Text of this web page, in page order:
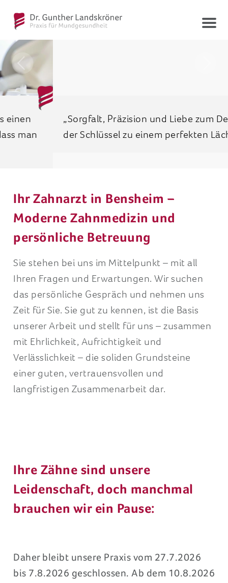
„Sorgfalt, Präzision und Liebe zum Detail sind
der Schlüssel zu einem perfekten Lächeln.“
Previous
Moderne Zahnmedizin und
persönliche Betreuung
Sie stehen bei uns im Mittelpunkt – mit all
Ihren Fragen und Erwartungen. Wir suchen
das persönliche Gespräch und nehmen uns
Zeit für Sie. Sie gut zu kennen, ist die Basis
unserer Arbeit und stellt für uns – zusammen
mit Ehrlichkeit, Aufrichtigkeit und
Verlässlichkeit – die soliden Grundsteine
einer guten, vertrauensvollen und
langfristigen Zusammenarbeit dar.
Leidenschaft, doch manchmal
brauchen wir ein Pause:
bis 7.8.2026 geschlossen. Ab dem 10.8.2026
sind wir ab 8:30 Uhr wieder für Sie da.